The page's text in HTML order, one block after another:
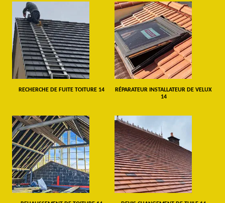
RECHERCHE DE FUITE TOITURE 14
RÉPARATEUR INSTALLATEUR DE VELUX
14